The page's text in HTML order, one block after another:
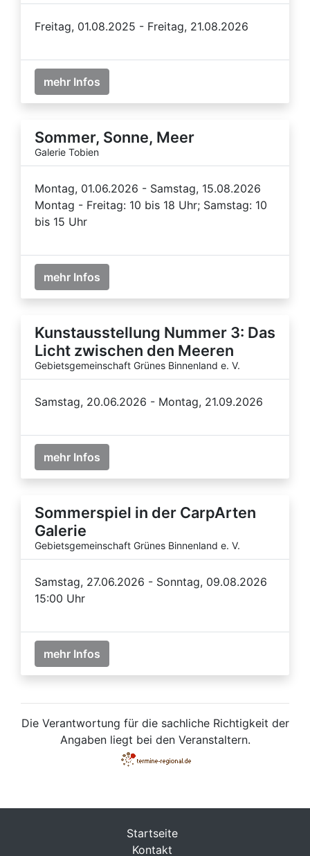
Freitag, 01.08.2025 - Freitag, 21.08.2026
mehr Infos
Sommer, Sonne, Meer
Galerie Tobien
Montag, 01.06.2026 - Samstag, 15.08.2026
Montag - Freitag: 10 bis 18 Uhr; Samstag: 10
bis 15 Uhr
mehr Infos
Kunstausstellung Nummer 3: Das
Licht zwischen den Meeren
Gebietsgemeinschaft Grünes Binnenland e. V.
Samstag, 20.06.2026 - Montag, 21.09.2026
mehr Infos
Sommerspiel in der CarpArten
Galerie
Gebietsgemeinschaft Grünes Binnenland e. V.
Samstag, 27.06.2026 - Sonntag, 09.08.2026
15:00 Uhr
mehr Infos
Die Verantwortung für die sachliche Richtigkeit der
Angaben liegt bei den Veranstaltern.
Startseite
Kontakt